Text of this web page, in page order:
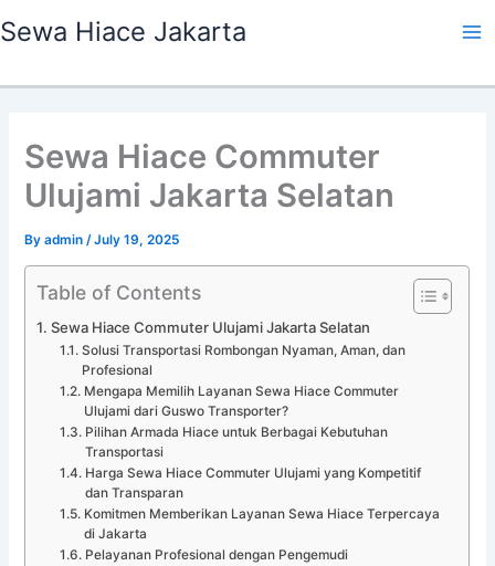
to
Sewa Hiace Jakarta
Sewa Hiace Commuter
Ulujami Jakarta Selatan
Byadmin /July 19, 2025
Table of Contents
Sewa Hiace Commuter Ulujami Jakarta Selatan
Solusi Transportasi Rombongan Nyaman, Aman, dan
Profesional
Mengapa Memilih Layanan Sewa Hiace Commuter
Ulujami dari Guswo Transporter?
Pilihan Armada Hiace untuk Berbagai Kebutuhan
Transportasi
Harga Sewa Hiace Commuter Ulujami yang Kompetitif
dan Transparan
Komitmen Memberikan Layanan Sewa Hiace Terpercaya
di Jakarta
Pelayanan Profesional dengan Pengemudi